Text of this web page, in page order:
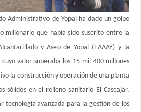
Administrativo de Yopal ha dado un golpe
millonario que había sido suscrito entre la
y Aseo de Yopal (EAAAY) y la
valor superaba los 15 mil 400 millones
la construcción y operación de una planta
sólidos en el relleno sanitario El Cascajar,
tecnología avanzada para la gestión de los